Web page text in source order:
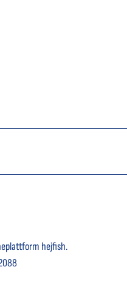
hejfish.